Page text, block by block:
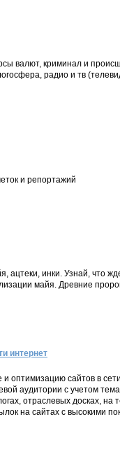
валют, криминал и
радио и тв
и репортажий
инки. Узнай, что
майя. Древние
интернет
и оптимизацию сайтов в
аудитории с учетом
отраслевых досках,
на сайтах с высокими